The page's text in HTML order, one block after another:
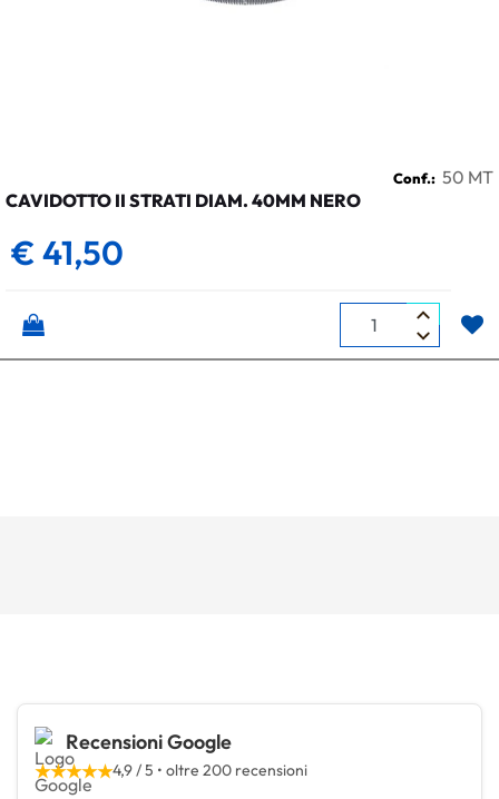
Conf.: 50 MT
CAVIDOTTO II STRATI DIAM. 40MM NERO
€ 41,50
Quantità
Recensioni Google
★★★★★4,9 / 5 • oltre 200 recensioni